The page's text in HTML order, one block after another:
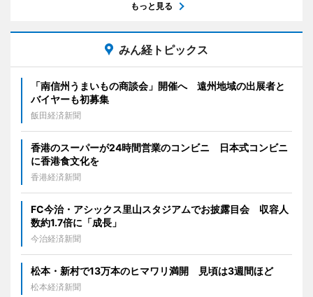
もっと見る
みん経トピックス
「南信州うまいもの商談会」開催へ 遠州地域の出展者と
バイヤーも初募集
飯田経済新聞
香港のスーパーが24時間営業のコンビニ 日本式コンビニ
に香港食文化を
香港経済新聞
FC今治・アシックス里山スタジアムでお披露目会 収容人
数約1.7倍に「成長」
今治経済新聞
松本・新村で13万本のヒマワリ満開 見頃は3週間ほど
松本経済新聞